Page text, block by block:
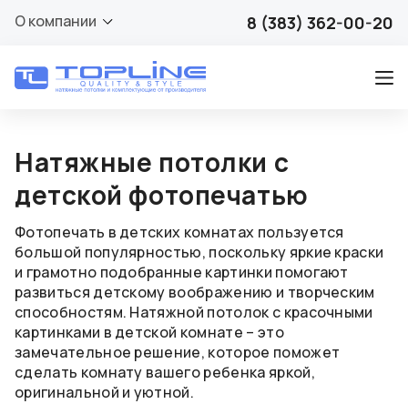
О компании 8 (383) 362-00-20
Натяжные потолки с
детской фотопечатью
Фотопечать в детских комнатах пользуется
большой популярностью, поскольку яркие краски
и грамотно подобранные картинки помогают
развиться детскому воображению и творческим
способностям. Натяжной потолок с красочными
картинками в детской комнате – это
замечательное решение, которое поможет
сделать комнату вашего ребенка яркой,
оригинальной и уютной.